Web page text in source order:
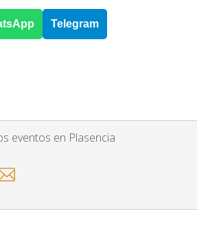
Telegram
eventos en Plasencia